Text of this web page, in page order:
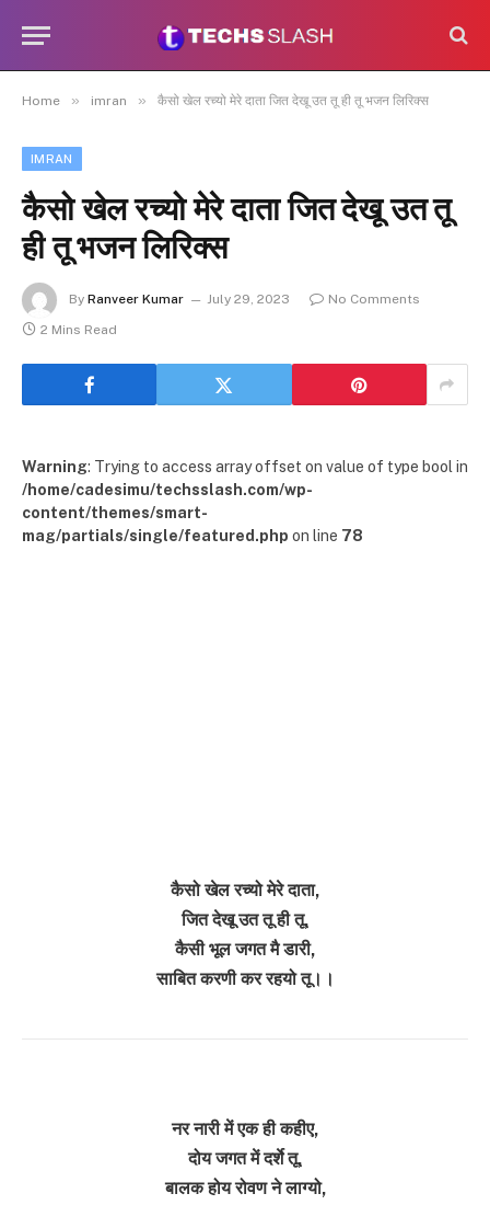
Home » imran » कैसो खेल रच्यो मेरे दाता जित देखू उत तू ही तू भजन लिरिक्स
IMRAN
कैसो खेल रच्यो मेरे दाता जित देखू उत तू
ही तू भजन लिरिक्स
By Ranveer Kumar July 29, 2023
No Comments
2 Mins Read
Warning: Trying to access array offset on value of type bool in
/home/cadesimu/techsslash.com/wp-
content/themes/smart-
mag/partials/single/featured.php on line 78
कैसो खेल रच्यो मेरे दाता,
जित देखू उत तू ही तू,
कैसी भूल जगत मै डारी,
साबित करणी कर रहयो तू।।
नर नारी में एक ही कहीए,
दोय जगत में दर्शे तू,
बालक होय रोवण ने लाग्यो,